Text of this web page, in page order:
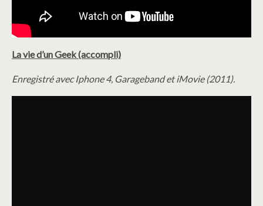
La vie d’un Geek (accompli)
Enregistré avec Iphone 4, Garageband et iMovie (2011).